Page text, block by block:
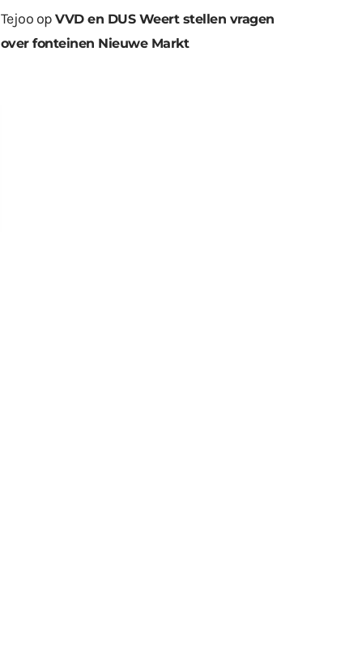
Tejoo opVVD en DUS Weert stellen vragen
over fonteinen Nieuwe Markt